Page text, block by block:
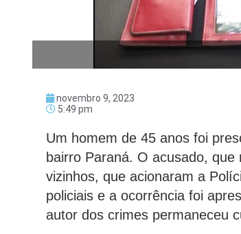
novembro 9, 2023
5:49 pm
Um homem de 45 anos foi
bairro Paraná. O acusado,
vizinhos, que acionaram a
policiais e a ocorrência foi
autor dos crimes permaneceu